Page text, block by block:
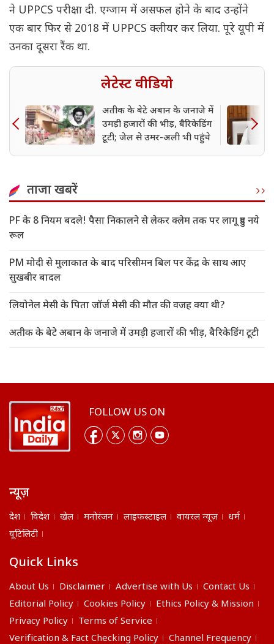
ने UPPCS परीक्षा दी. एग्जाम में असफल होने के बाद उन्होंने
एक बार फिर से 2018 में UPPCS क्लीयर कर लिया. पूरे यूपी में
उनका दूसरा रैंक था.
लेटेस्ट वीडियो
अतीक के बेटे अबान के जनाजे में
उमड़ी हजारों की भीड़, बैरिकेडिंग
टूटी; जेल से उमर-अली भी पहुंचे
ताजा खबरें
PF के 8 नियम बदले! पैसा निकालने से लेकर क्लेम तक पर लागू हुए नये
रूल
PM मोदी से मुलाकात के बाद परिसीमन बिल पर केंद्र के साथ आए
सुखबीर बादल
लियोनेल मेसी के पिता जॉर्ज मेसी की मौत की वजह क्या थी?
अतीक के बेटे अबान के जनाजे में उमड़ी हजारों की भीड़, बैरिकेडिंग टूटी
FOLLOW US ON
न्यूज़
देश विदेश खेल मनोरंजन लाइफस्टाइल वायरल न्यूज़
धर्म
यूटिलिटी
Quick Links
About Us Disclaimer Advertise with Us
Contact Us
Editorial Policy
Cookies Policy
Ethics Policy & Mission
Privacy Policy
Terms of Service
Verification & Fact Checking Policy
Channel Frequency